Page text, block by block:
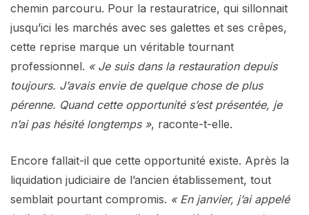
chemin parcouru. Pour la restauratrice, qui sillonnait
jusqu’ici les marchés avec ses galettes et ses crêpes,
cette reprise marque un véritable tournant
professionnel. « Je suis dans la restauration depuis
toujours. J’avais envie de quelque chose de plus
pérenne. Quand cette opportunité s’est présentée, je
n’ai pas hésité longtemps », raconte-t-elle.
Encore fallait-il que cette opportunité existe. Après la
liquidation judiciaire de l’ancien établissement, tout
semblait pourtant compromis. « En janvier, j’ai appelé